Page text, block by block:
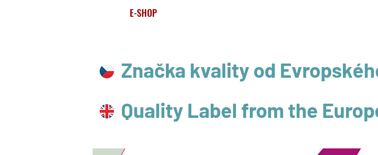
E-SHOP
Značka kvality od
Quality Label from the